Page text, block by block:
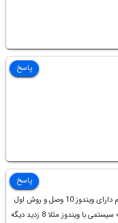
پاسخ
نکته: هارد تون رو به یک سیستم دارای ویندوز 10 وصل و روش اول
را انجام بدید. بعد اگر هارد رو به سیستمی با ویندوز مثلا 8 زدید دیگه
پاسخ